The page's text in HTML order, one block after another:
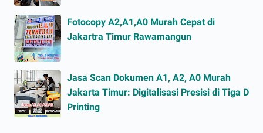
Fotocopy A2,A1,A0 Murah Cepat di
Jakartra Timur Rawamangun
Jasa Scan Dokumen A1, A2, A0 Murah
Jakarta Timur: Digitalisasi Presisi di Tiga D
Printing